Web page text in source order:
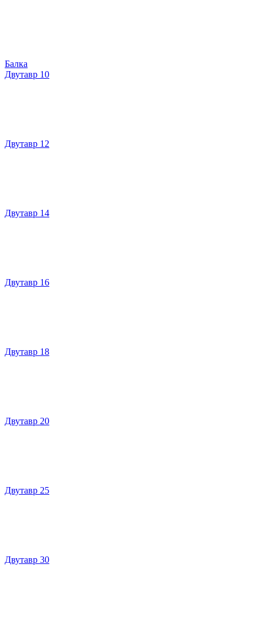
Балка
Двутавр 10
Двутавр 12
Двутавр 14
Двутавр 16
Двутавр 18
Двутавр 20
Двутавр 25
Двутавр 30